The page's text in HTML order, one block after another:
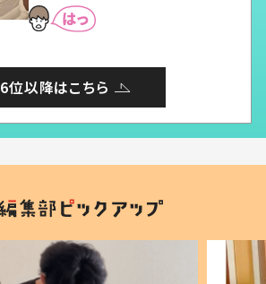
6位以降はこちら